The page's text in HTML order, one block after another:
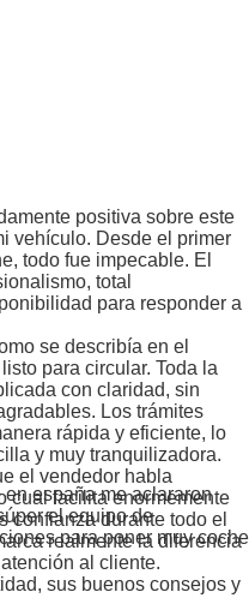
positiva sobre este
vehículo. Desde el primer
todo fue impecable. El
total
para responder a
se describía en el
para circular. Toda la
con claridad, sin
Los trámites
rápida y eficiente, lo
y muy tranquilizadora.
el vendedor habla
cual facilita enormemente
confianza durante todo el
realmente la diferencia
al cliente.
sus buenos consejos y
españa me aclararon
el equipo de
para poner muy coche